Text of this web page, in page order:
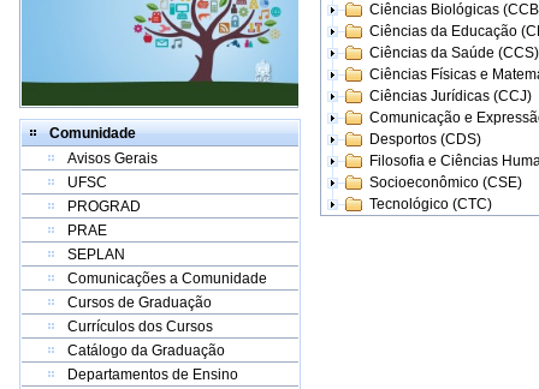
Comunidade
Avisos Gerais
UFSC
PROGRAD
PRAE
SEPLAN
Comunicações a Comunidade
Cursos de Graduação
Currículos dos Cursos
Catálogo da Graduação
Departamentos de Ensino
Ciências Biológicas
Ciências da Educação
Ciências da Saúde (CCS)
Ciências Físicas e
Ciências Jurídicas (CCJ)
Comunicação e
Desportos (CDS)
Filosofia e Ciências
Socioeconômico (CSE)
Tecnológico (CTC)